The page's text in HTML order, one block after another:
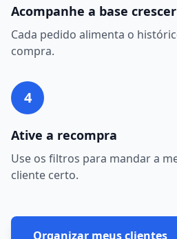
Acompanhe a base crescer
Cada pedido alimenta o
compra.
4
Ative a recompra
Use os filtros para mandar a
cliente certo.
Organizar meus clientes